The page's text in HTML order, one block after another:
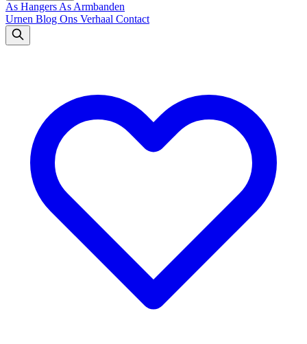
As Hangers As Armbanden
Urnen Blog Ons Verhaal Contact